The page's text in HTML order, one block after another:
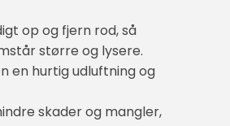
op og fjern rod, så
større og lysere.
en hurtig udluftning og
skader og mangler,